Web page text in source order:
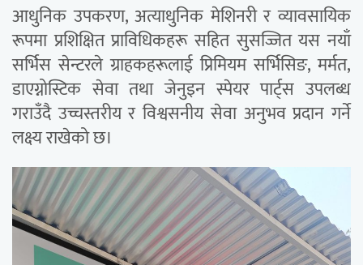
आधुनिक उपकरण, अत्याधुनिक मेशिनरी र व्यावसायिक
रूपमा प्रशिक्षित प्राविधिकहरू सहित सुसज्जित यस नयाँ
सर्भिस सेन्टरले ग्राहकहरूलाई प्रिमियम सर्भिसिङ, मर्मत,
डाएग्नोस्टिक सेवा तथा जेनुइन स्पेयर पार्ट्स उपलब्ध
गराउँदै उच्चस्तरीय र विश्वसनीय सेवा अनुभव प्रदान गर्ने
लक्ष्य राखेको छ।